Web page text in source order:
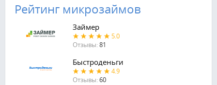
Рейтинг микрозаймов
Займер
5.0
Отзывы:81
Быстроденьги
4.9
Отзывы:60